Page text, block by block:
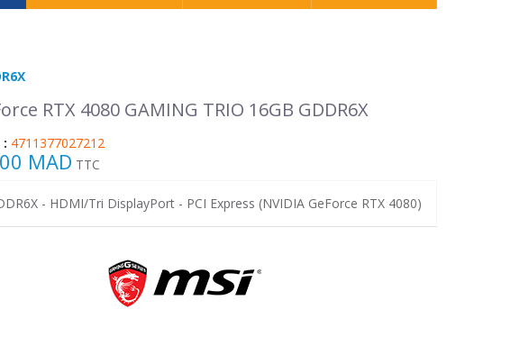
RTX 4080 GAMING TRIO 16GB GDDR6X
4711377027212
MAD TTC
- HDMI/Tri DisplayPort - PCI Express (NVIDIA GeForce RTX 4080)